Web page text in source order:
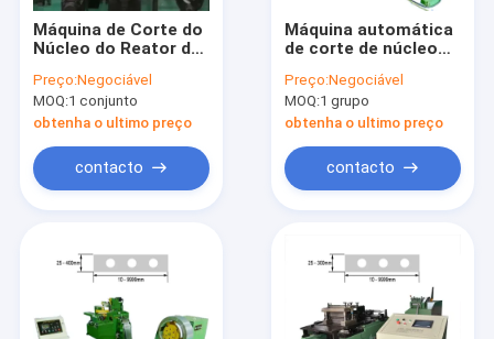
Máquina de Corte do
Núcleo do Reator de
Aço Silício
Preço:Negociável
MOQ:1 conjunto
obtenha o ultimo preço
contacto
Máquina automática
de corte de núcleo
de corte de dureza
HRC88 - 90
Preço:Negociável
MOQ:1 grupo
obtenha o ultimo preço
contacto